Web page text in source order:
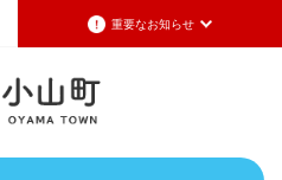
ばして本文へ重要なお知らせ
（英語）
中文（簡体字）